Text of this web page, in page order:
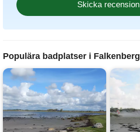
Populära badplatser i Falkenberg